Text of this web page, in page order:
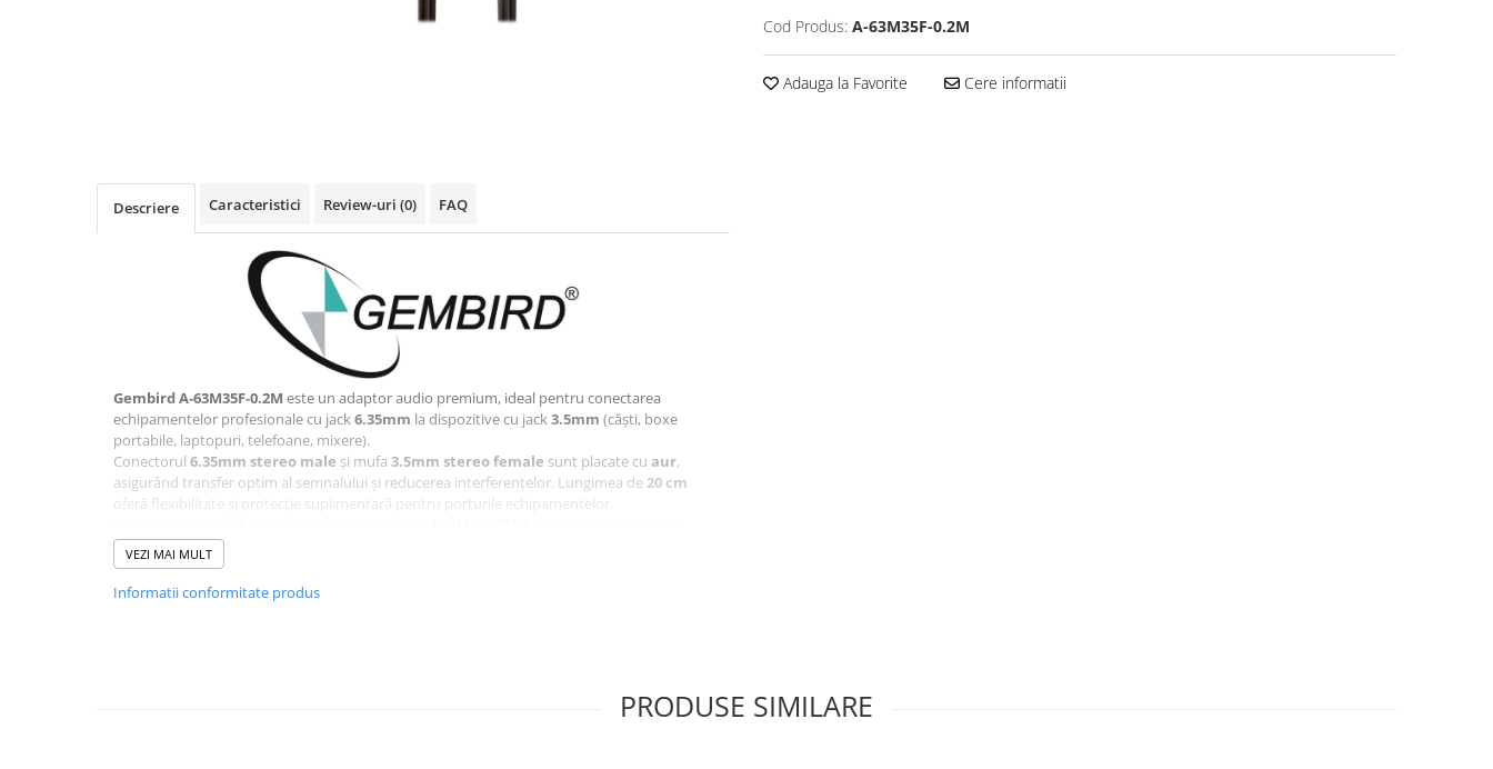
Cerneală & Cap de Printare
Consumabile - toner
Imprimante Large Format Printer
Plottere & Scannere
Scannere Documente
TV, Audio-Video & Multimedia
Monitoare Gaming & Consumer
Monitoare Business
Cod Produs: A-63M35F-0.2M
Adauga la Favorite Cere informatii
Descriere Caracteristici Review-uri (0) FAQ
Gembird A‑63M35F‑0.2M este un adaptor audio premium, ideal pentru conectarea
echipamentelor profesionale cu jack6.35mm la dispozitive cu jack3.5mm (căști, boxe
portabile, laptopuri, telefoane, mixere).
Conectorul 6.35mm stereo male și mufa 3.5mm stereo female sunt placate cu aur,
asigurând transfer optim al semnalului și reducerea interferențelor. Lungimea de 20 cm
oferă flexibilitate și protecție suplimentară pentru porturile echipamentelor.
utilizare profesională (studio, DJ, PA), cât și pentru utilizare casnică.
VEZI MAI MULT
Informatii conformitate produs
PRODUSE SIMILARE